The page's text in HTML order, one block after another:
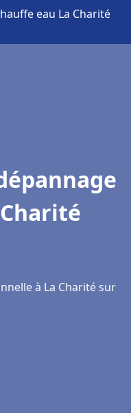
eau La Charité
à La Charité sur